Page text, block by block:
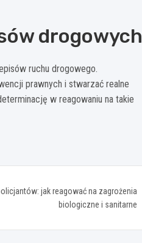
drogowych
ruchu drogowego.
prawnych i stwarzać realne
w reagowaniu na takie
jak reagować na zagrożenia
biologiczne i sanitarne